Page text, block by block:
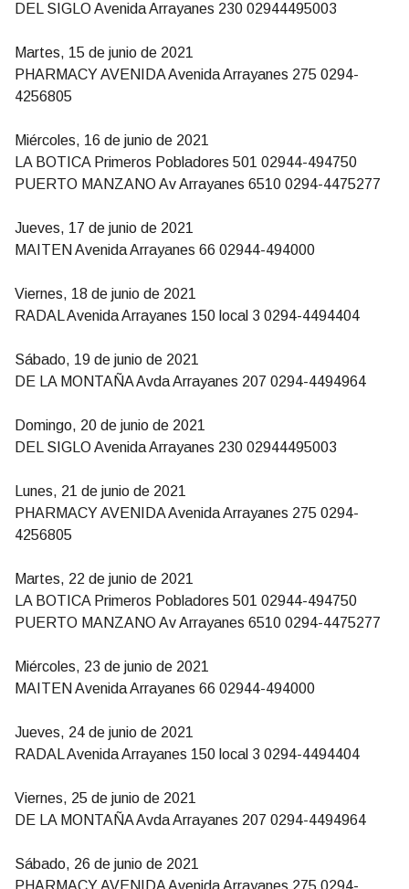
DEL SIGLO Avenida Arrayanes 230 02944495003
Martes, 15 de junio de 2021
PHARMACY AVENIDA Avenida Arrayanes 275 0294-
4256805
Miércoles, 16 de junio de 2021
LA BOTICA Primeros Pobladores 501 02944-494750
PUERTO MANZANO Av Arrayanes 6510 0294-4475277
Jueves, 17 de junio de 2021
MAITEN Avenida Arrayanes 66 02944-494000
Viernes, 18 de junio de 2021
RADAL Avenida Arrayanes 150 local 3 0294-4494404
Sábado, 19 de junio de 2021
DE LA MONTAÑA Avda Arrayanes 207 0294-4494964
Domingo, 20 de junio de 2021
DEL SIGLO Avenida Arrayanes 230 02944495003
Lunes, 21 de junio de 2021
PHARMACY AVENIDA Avenida Arrayanes 275 0294-
4256805
Martes, 22 de junio de 2021
LA BOTICA Primeros Pobladores 501 02944-494750
PUERTO MANZANO Av Arrayanes 6510 0294-4475277
Miércoles, 23 de junio de 2021
MAITEN Avenida Arrayanes 66 02944-494000
Jueves, 24 de junio de 2021
RADAL Avenida Arrayanes 150 local 3 0294-4494404
Viernes, 25 de junio de 2021
DE LA MONTAÑA Avda Arrayanes 207 0294-4494964
Sábado, 26 de junio de 2021